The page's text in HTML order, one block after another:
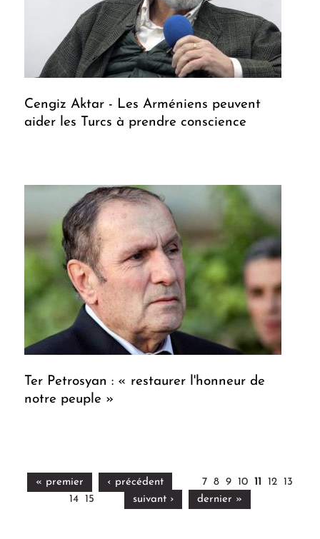
Cengiz Aktar - Les Arméniens peuvent
aider les Turcs à prendre conscience
Ter Petrosyan : « restaurer l'honneur de
notre peuple »
« premier ‹ précédent 7 8 9 10 11 12
13
14
15 suivant › dernier »